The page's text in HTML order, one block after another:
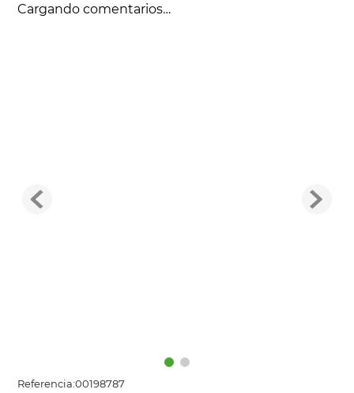
Cargando comentarios…
Referencia:00198787